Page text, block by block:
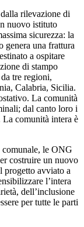
rilevazione di
nuovo istituto
sicurezza: la
genera una frattura
a ospitare
di stampo
tre regioni,
Calabria, Sicilia.
La comunità
dal canto loro i
comunità intera è
le ONG
costruire un nuovo
progetto avviato a
l’intera
dell’inclusione
per tutte le parti